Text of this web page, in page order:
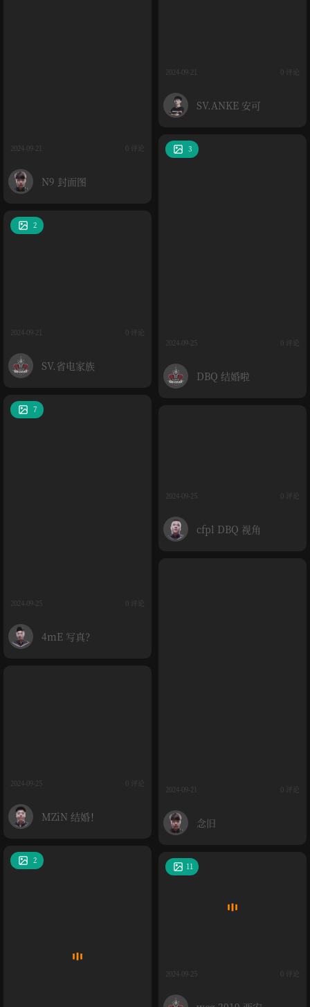
2024-09-21 0 评论
N9 封面图
2024-09-21 0 评论
SV.ANKE 安可
3
2024-09-25 0 评论
DBQ 结婚啦
2
2024-09-21 0 评论
SV.省电家族
7
2024-09-25 0 评论
4mE 写真？
2024-09-25 0 评论
cfpl DBQ 视角
2024-09-21 0 评论
念旧
2024-09-25 0 评论
MZiN 结婚！
2
11
2024-09-25 0 评论